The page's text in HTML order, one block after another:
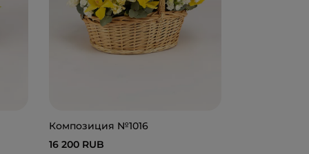
Композиция №1016
16 200 RUB